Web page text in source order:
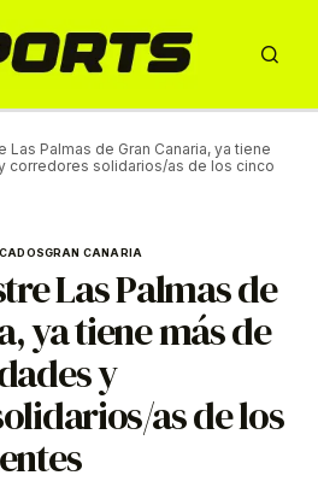
Las Palmas de Gran Canaria, ya tiene
corredores solidarios/as de los cinco
GRAN CANARIA
Las Palmas de
ya tiene más de
y
as de los